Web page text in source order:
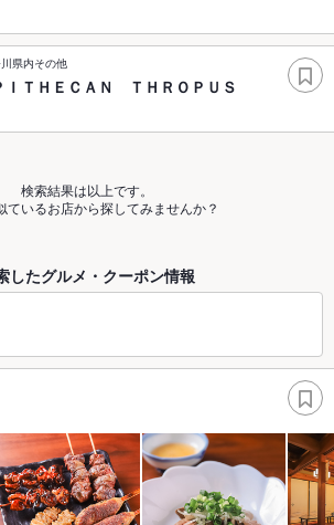
県内その他
ＴＨＥＣＡＮ ＴＨＲＯＰＵＳ
検索結果は以上です。
ているお店から探してみませんか？
したグルメ・クーポン情報